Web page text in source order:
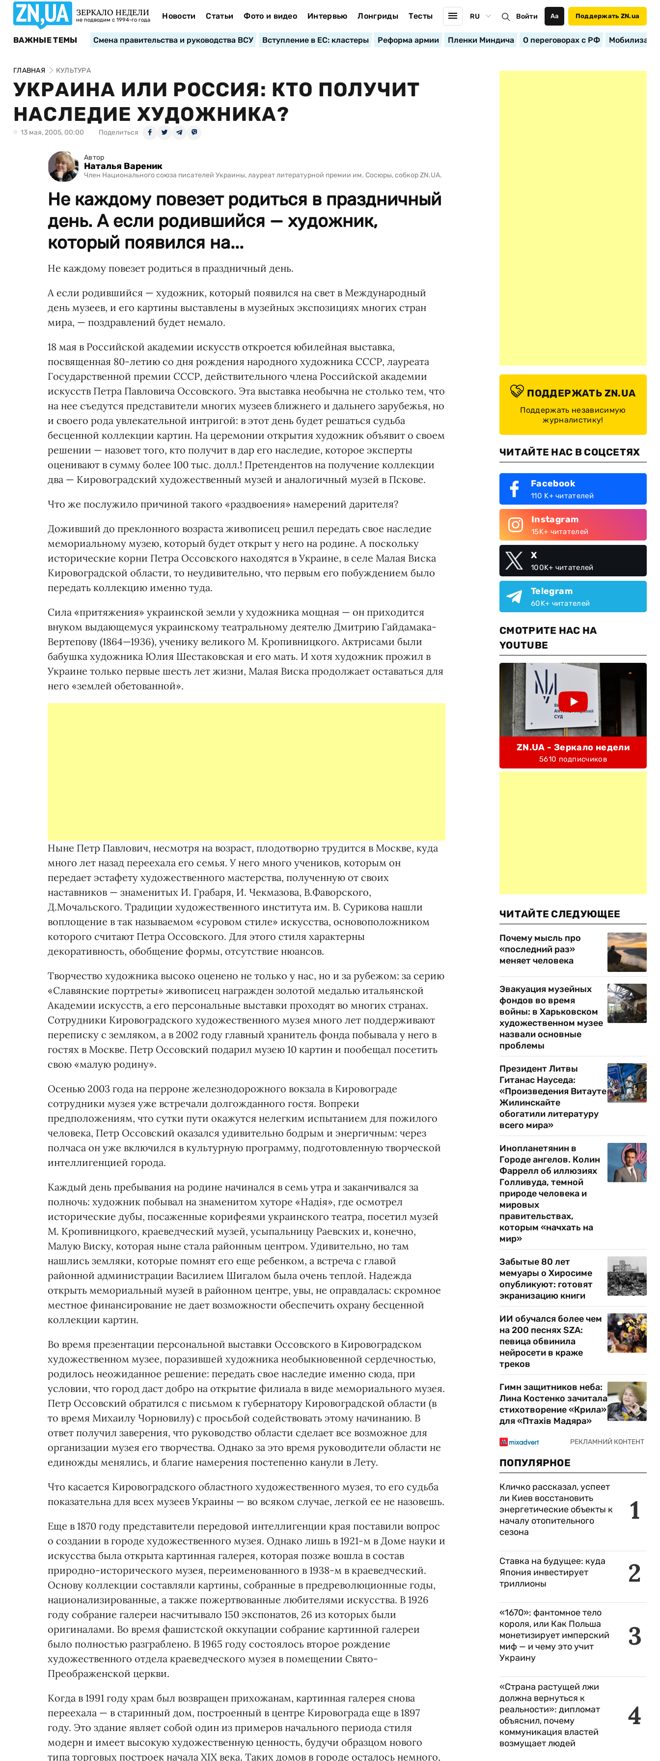
ЗЕРКАЛО НЕДЕЛИ
не подводим с 1994-го года Новости Статьи Фото и видео Интервью Лонгриды Тесты RU Войти Аа Поддержать ZN.ua
ВАЖНЫЕ ТЕМЫ Смена правительства и руководства ВСУ Вступление в ЕС: кластеры Реформа армии Пленки Миндича О переговорах с РФ
ГЛАВНАЯ КУЛЬТУРА
УКРАИНА ИЛИ РОССИЯ: КТО ПОЛУЧИТ
НАСЛЕДИЕ ХУДОЖНИКА?
13 мая, 2005, 00:00 Поделиться
Автор
Наталья Вареник
Член Национального союза писателей Украины, лауреат литературной премии им. Сосюры, собкор ZN.UA.
Не каждому повезет родиться в праздничный
день. А если родившийся — художник,
который появился на...
Не каждому повезет родиться в праздничный день.
А если родившийся — художник, который появился на свет в Международный
день музеев, и его картины выставлены в музейных экспозициях многих стран
мира, — поздравлений будет немало.
18 мая в Российской академии искусств откроется юбилейная выставка,
посвященная 80-летию со дня рождения народного художника СССР, лауреата
Государственной премии СССР, действительного члена Российской академии
искусств Петра Павловича Оссовского. Эта выставка необычна не столько тем, что
на нее съедутся представители многих музеев ближнего и дальнего зарубежья, но
и своего рода увлекательной интригой: в этот день будет решаться судьба
бесценной коллекции картин. На церемонии открытия художник объявит о своем
решении — назовет того, кто получит в дар его наследие, которое эксперты
оценивают в сумму более 100 тыс. долл.! Претендентов на получение коллекции
два — Кировоградский художественный музей и аналогичный музей в Пскове.
Что же послужило причиной такого «раздвоения» намерений дарителя?
Доживший до преклонного возраста живописец решил передать свое наследие
мемориальному музею, который будет открыт у него на родине. А поскольку
исторические корни Петра Оссовского находятся в Украине, в селе Малая Виска
Кировоградской области, то неудивительно, что первым его побуждением было
передать коллекцию именно туда.
Сила «притяжения» украинской земли у художника мощная — он приходится
внуком выдающемуся украинскому театральному деятелю Дмитрию Гайдамака-
Вертепову (1864—1936), ученику великого М. Кропивницкого. Актрисами были
бабушка художника Юлия Шестаковская и его мать. И хотя художник прожил в
Украине только первые шесть лет жизни, Малая Виска продолжает оставаться для
него «землей обетованной».
Ныне Петр Павлович, несмотря на возраст, плодотворно трудится в Москве, куда
много лет назад переехала его семья. У него много учеников, которым он
передает эстафету художественного мастерства, полученную от своих
наставников — знаменитых И. Грабаря, И. Чекмазова, В.Фаворского,
Д.Мочальского. Традиции художественного института им. В. Сурикова нашли
воплощение в так называемом «суровом стиле» искусства, основоположником
которого считают Петра Оссовского. Для этого стиля характерны
декоративность, обобщение формы, отсутствие нюансов.
Творчество художника высоко оценено не только у нас, но и за рубежом: за серию
«Славянские портреты» живописец награжден золотой медалью итальянской
Академии искусств, а его персональные выставки проходят во многих странах.
Сотрудники Кировоградского художественного музея много лет поддерживают
переписку с земляком, а в 2002 году главный хранитель фонда побывала у него в
гостях в Москве. Петр Оссовский подарил музею 10 картин и пообещал посетить
свою «малую родину».
Осенью 2003 года на перроне железнодорожного вокзала в Кировограде
сотрудники музея уже встречали долгожданного гостя. Вопреки
предположениям, что сутки пути окажутся нелегким испытанием для пожилого
человека, Петр Оссовский оказался удивительно бодрым и энергичным: через
полчаса он уже включился в культурную программу, подготовленную творческой
интеллигенцией города.
Каждый день пребывания на родине начинался в семь утра и заканчивался за
полночь: художник побывал на знаменитом хуторе «Надія», где осмотрел
исторические дубы, посаженные корифеями украинского театра, посетил музей
М. Кропивницкого, краеведческий музей, усыпальницу Раевских и, конечно,
Малую Виску, которая ныне стала районным центром. Удивительно, но там
нашлись земляки, которые помнят его еще ребенком, а встреча с главой
районной администрации Василием Шигалом была очень теплой. Надежда
открыть мемориальный музей в районном центре, увы, не оправдалась: скромное
местное финансирование не дает возможности обеспечить охрану бесценной
коллекции картин.
Во время презентации персональной выставки Оссовского в Кировоградском
художественном музее, поразившей художника необыкновенной сердечностью,
родилось неожиданное решение: передать свое наследие именно сюда, при
условии, что город даст добро на открытие филиала в виде мемориального музея.
Петр Оссовский обратился с письмом к губернатору Кировоградской области (в
то время Михаилу Чорновилу) с просьбой содействовать этому начинанию. В
ответ получил заверения, что руководство области сделает все возможное для
организации музея его творчества. Однако за это время руководители области не
единожды менялись, и благие намерения постепенно канули в Лету.
Что касается Кировоградского областного художественного музея, то его судьба
показательна для всех музеев Украины — во всяком случае, легкой ее не назовешь.
Еще в 1870 году представители передовой интеллигенции края поставили вопрос
о создании в городе художественного музея. Однако лишь в 1921-м в Доме науки и
искусства была открыта картинная галерея, которая позже вошла в состав
природно-исторического музея, переименованного в 1938-м в краеведческий.
Основу коллекции составляли картины, собранные в предреволюционные годы,
национализированные, а также пожертвованные любителями искусства. В 1926
году собрание галереи насчитывало 150 экспонатов, 26 из которых были
оригиналами. Во время фашистской оккупации собрание картинной галереи
было полностью разграблено. В 1965 году состоялось второе рождение
художественного отдела краеведческого музея в помещении Свято-
Преображенской церкви.
Когда в 1991 году храм был возвращен прихожанам, картинная галерея снова
переехала — в старинный дом, построенный в центре Кировограда еще в 1897
году. Это здание являет собой один из примеров начального периода стиля
модерн и имеет высокую художественную ценность, будучи образцом нового
типа торговых построек начала ХIХ века. Таких домов в городе осталось немного,
ПОДДЕРЖАТЬ ZN.UA
Поддержать независимую
журналистику!
ЧИТАЙТЕ НАС В СОЦСЕТЯХ
Facebook
110 K+ читателей
Instagram
15K+ читателей
X
100K+ читателей
Telegram
60K+ читателей
СМОТРИТЕ НАС НА
YOUTUBE
ZN.UA - Зеркало недели
5610 подписчиков
ЧИТАЙТЕ СЛЕДУЮЩЕЕ
Почему мысль про
«последний раз»
меняет человека
Эвакуация музейных
фондов во время
войны: в Харьковском
художественном музее
назвали основные
проблемы
Президент Литвы
Гитанас Науседа:
«Произведения Витауте
Жилинскайте
обогатили литературу
всего мира»
Инопланетянин в
Городе ангелов. Колин
Фаррелл об иллюзиях
Голливуда, темной
природе человека и
мировых
правительствах,
которым «начхать на
мир»
Забытые 80 лет
мемуары о Хиросиме
опубликуют: готовят
экранизацию книги
ИИ обучался более чем
на 200 песнях SZA:
певица обвинила
нейросети в краже
треков
Гимн защитников неба:
Лина Костенко зачитала
стихотворение «Крила»
для «Птахів Мадяра»
ПОПУЛЯРНОЕ
1
Кличко рассказал, успеет
ли Киев восстановить
энергетические объекты к
началу отопительного
сезона
2
Ставка на будущее: куда
Япония инвестирует
триллионы
3
«1670»: фантомное тело
короля, или Как Польша
монетизирует имперский
миф — и чему это учит
Украину
4
«Страна растущей лжи
должна вернуться к
реальности»: дипломат
объяснил, почему
коммуникация властей
возмущает людей